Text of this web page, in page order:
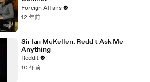
Foreign Affairs
12 年前
Sir Ian McKellen: Reddit Ask Me
Anything
Reddit
10 年前